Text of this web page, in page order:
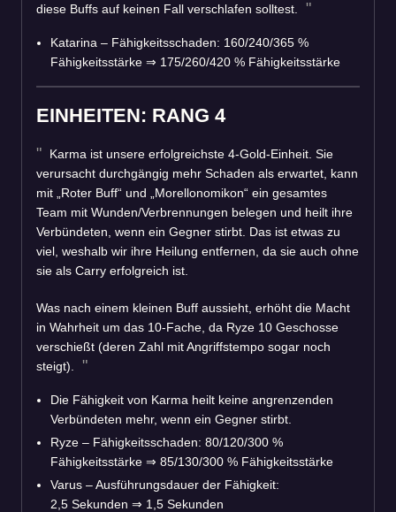
diese Buffs auf keinen Fall verschlafen solltest.
Katarina – Fähigkeitsschaden: 160/240/365 %
Fähigkeitsstärke ⇒ 175/260/420 % Fähigkeitsstärke
EINHEITEN: RANG 4
Karma ist unsere erfolgreichste 4-Gold-Einheit. Sie
verursacht durchgängig mehr Schaden als erwartet, kann
mit „Roter Buff“ und „Morellonomikon“ ein gesamtes
Team mit Wunden/Verbrennungen belegen und heilt ihre
Verbündeten, wenn ein Gegner stirbt. Das ist etwas zu
viel, weshalb wir ihre Heilung entfernen, da sie auch ohne
sie als Carry erfolgreich ist.
Was nach einem kleinen Buff aussieht, erhöht die Macht
in Wahrheit um das 10-Fache, da Ryze 10 Geschosse
verschießt (deren Zahl mit Angriffstempo sogar noch
steigt).
Die Fähigkeit von Karma heilt keine angrenzenden
Verbündeten mehr, wenn ein Gegner stirbt.
Ryze – Fähigkeitsschaden: 80/120/300 %
Fähigkeitsstärke ⇒ 85/130/300 % Fähigkeitsstärke
Varus – Ausführungsdauer der Fähigkeit:
2,5 Sekunden ⇒ 1,5 Sekunden